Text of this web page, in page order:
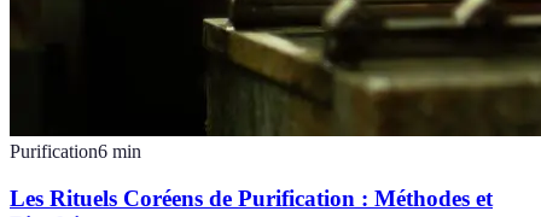
Purification6 min
Les Rituels Coréens de Purification : Méthodes et